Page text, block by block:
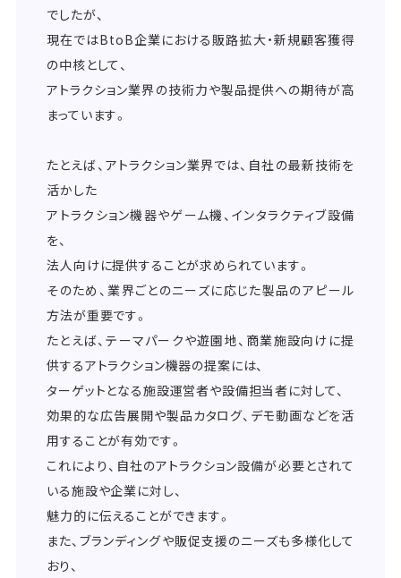
でしたが、
現在ではBtoB企業における販路拡大・新規顧客獲得
の中核として、
アトラクション業界の技術力や製品提供への期待が高
まっています。
たとえば、アトラクション業界では、自社の最新技術を
活かした
アトラクション機器やゲーム機、インタラクティブ設備
を、
法人向けに提供することが求められています。
そのため、業界ごとのニーズに応じた製品のアピール
方法が重要です。
たとえば、テーマパークや遊園地、商業施設向けに提
供するアトラクション機器の提案には、
ターゲットとなる施設運営者や設備担当者に対して、
効果的な広告展開や製品カタログ、デモ動画などを活
用することが有効です。
これにより、自社のアトラクション設備が必要とされて
いる施設や企業に対し、
魅力的に伝えることができます。
また、ブランディングや販促支援のニーズも多様化して
おり、